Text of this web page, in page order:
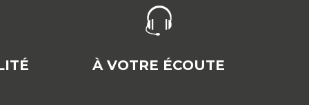
À VOTRE ÉCOUTE